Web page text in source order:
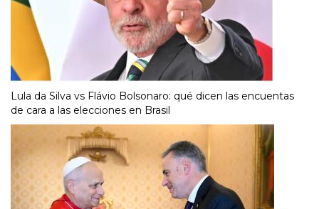
Lula da Silva vs Flávio Bolsonaro: qué dicen las encuentas
de cara a las elecciones en Brasil